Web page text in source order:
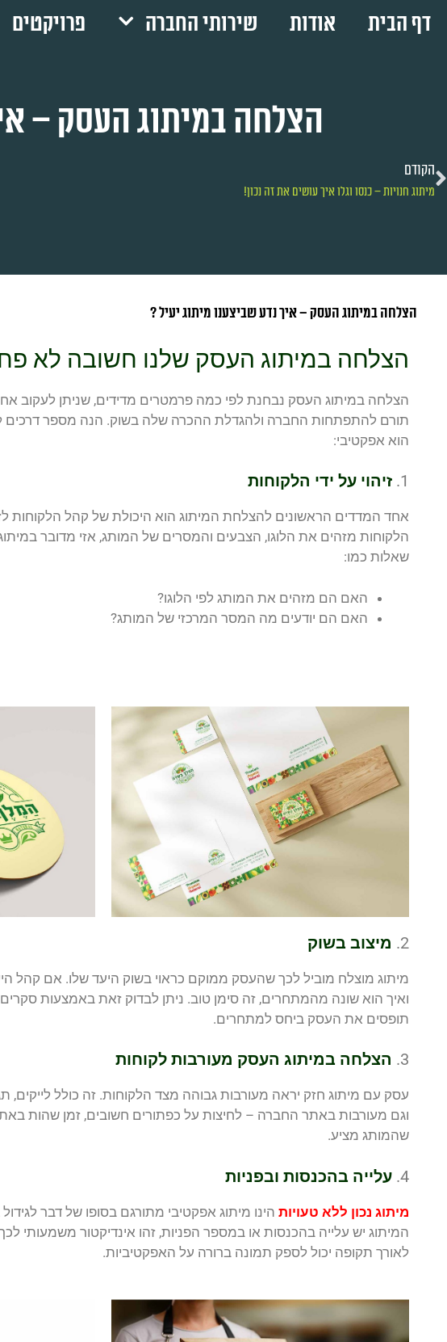
דף הבית אודות שירותי החברה פרויקטים
הצלחה במיתוג העסק –
הקודם
מיתוג חנויות – כנסו וגלו איך עושים את זה נכון!
הצלחה במיתוג העסק – איך נדע שביצענו מיתוג יעיל ?
הצלחה במיתוג העסק שלנו חשובה לא
הצלחה במיתוג העסק נבחנת לפי כמה פרמטרים מדידים, שניתן לעקוב
תורם להתפתחות החברה ולהגדלת ההכרה שלה בשוק. הנה מספר דרכים
הוא אפקטיבי:
1. זיהוי על ידי הלקוחות
אחד המדדים הראשונים להצלחת המיתוג הוא היכולת של קהל הלקוחות
הלקוחות מזהים את הלוגו, הצבעים והמסרים של המותג, אזי מדובר
שאלות כמו:
האם הם מזהים את המותג לפי הלוגו?
האם הם יודעים מה המסר המרכזי של המותג?
2. מיצוב בשוק
מיתוג מוצלח מוביל לכך שהעסק ממוקם כראוי בשוק היעד שלו. אם קהל
ואיך הוא שונה מהמתחרים, זה סימן טוב. ניתן לבדוק זאת באמצעות
תופסים את העסק ביחס למתחרים.
3. הצלחה במיתוג העסק מעורבות לקוחות
עסק עם מיתוג חזק יראה מעורבות גבוהה מצד הלקוחות. זה כולל לייקים,
וגם מעורבות באתר החברה – לחיצות על כפתורים חשובים, זמן שהות
שהמותג מציע.
4. עלייה בהכנסות ובפניות
מיתוג נכון ללא טעויותהינו מיתוג אפקטיבי מתורגם בסופו של דבר
המיתוג יש עלייה בהכנסות או במספר הפניות, זהו אינדיקטור משמעותי
לאורך תקופה יכול לספק תמונה ברורה על האפקטיביות.